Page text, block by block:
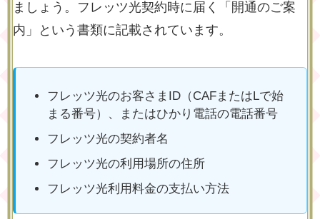
ましょう。フレッツ光契約時に届く「開通のご案
内」という書類に記載されています。
フレッツ光のお客さまID（CAFまたはLで始
まる番号）、またはひかり電話の電話番号
フレッツ光の契約者名
フレッツ光の利用場所の住所
フレッツ光利用料金の支払い方法